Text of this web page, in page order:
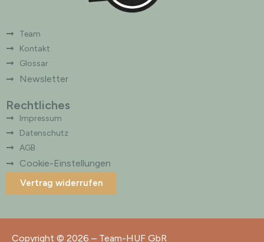
Team
Kontakt
Glossar
Newsletter
Rechtliches
Impressum
Datenschutz
AGB
Cookie-Einstellungen
Vertrag widerrufen
Copyright © 2026 – Team-HUF GbR